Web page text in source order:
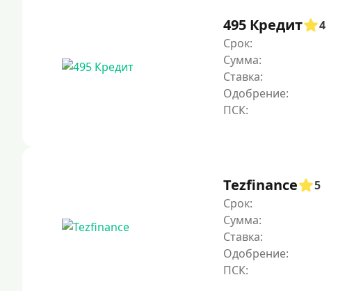
495 Кредит
4
Срок:
Сумма:
Ставка:
Одобрение:
Tezfinance
5
Срок:
Сумма:
Ставка:
Одобрение: